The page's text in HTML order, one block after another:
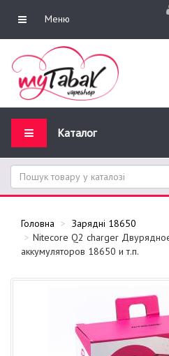
Меню
Каталог
Головна
Зарядні 18650
Nitecore Q2 charger
аккумуляторов 18650 и т.п.